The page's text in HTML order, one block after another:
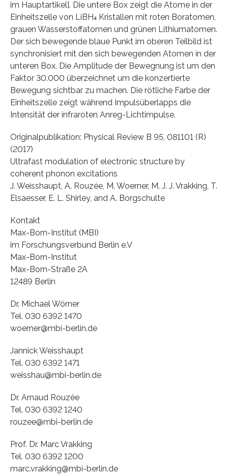
im Hauptartikel]. Die untere Box zeigt die Atome in der
Einheitszelle von LiBH₄ Kristallen mit roten Boratomen,
grauen Wasserstoffatomen und grünen Lithiumatomen.
Der sich bewegende blaue Punkt im oberen Teilbild ist
synchronisiert mit den sich bewegenden Atomen in der
unteren Box. Die Amplitude der Bewegnung ist um den
Faktor 30.000 überzeichnet um die konzertierte
Bewegung sichtbar zu machen. Die rötliche Farbe der
Einheitszelle zeigt während Impulsüberlapps die
Intensität der infraroten Anreg-Lichtimpulse.
Originalpublikation: Physical Review B 95, 081101 (R)
(2017)
Ultrafast modulation of electronic structure by
coherent phonon excitations
J. Weisshaupt, A. Rouzée, M. Woerner, M. J. J. Vrakking, T.
Elsaesser, E. L. Shirley, and A. Borgschulte
Kontakt
Max-Born-Institut (MBI)
im Forschungsverbund Berlin e.V
Max-Born-Institut
Max-Born-Straße 2A
12489 Berlin
Dr. Michael Wörner
Tel. 030 6392 1470
woerner@mbi-berlin.de
Jannick Weisshaupt
Tel. 030 6392 1471
weisshau@mbi-berlin.de
Dr. Arnaud Rouzée
Tel. 030 6392 1240
rouzee@mbi-berlin.de
Prof. Dr. Marc Vrakking
Tel. 030 6392 1200
marc.vrakking@mbi-berlin.de